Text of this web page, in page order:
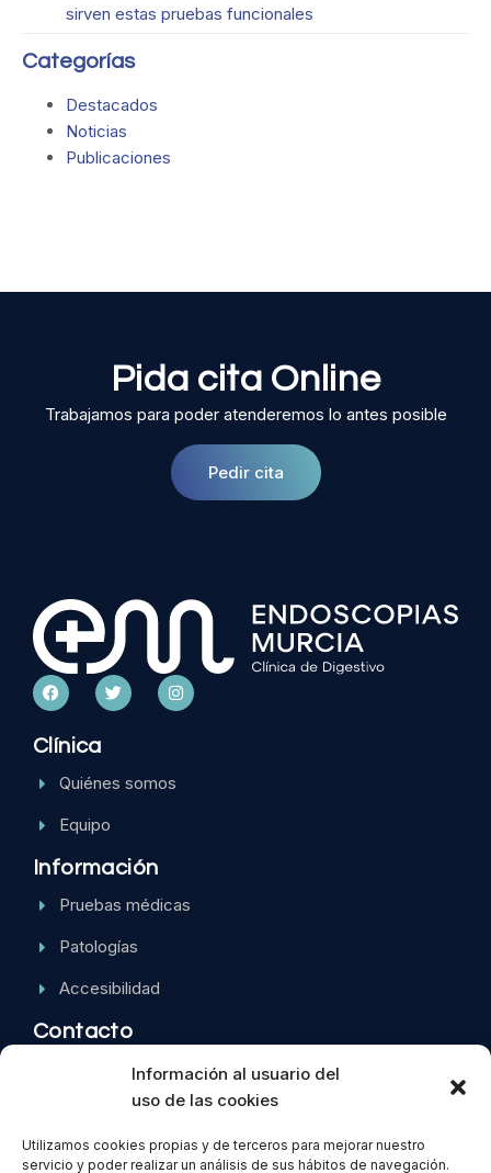
Información al usuario del
uso de las cookies
Utilizamos cookies propias y de terceros para mejorar nuestro
servicio y poder realizar un análisis de sus hábitos de navegación.
sirven estas pruebas funcionales
Categorías
Destacados
Noticias
Publicaciones
Pida cita Online
Trabajamos para poder atenderemos lo antes posible
Pedir cita
Clínica
Quiénes somos
Equipo
Información
Pruebas médicas
Patologías
Accesibilidad
Contacto
Calle Jumilla, 6 Bajo 30002, Murcia